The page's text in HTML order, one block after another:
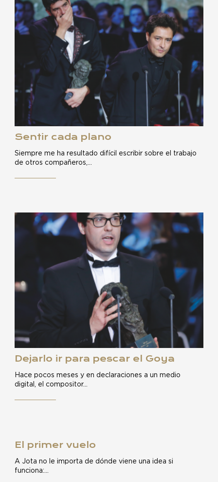
Sentir cada plano
Siempre me ha resultado difícil escribir sobre el trabajo
de otros compañeros,…
Dejarlo ir para pescar el Goya
Hace pocos meses y en declaraciones a un medio
digital, el compositor…
El primer vuelo
A Jota no le importa de dónde viene una idea si
funciona:…